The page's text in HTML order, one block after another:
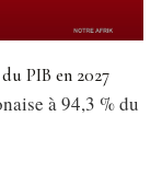
PIB en 2027
à 94,3 % du